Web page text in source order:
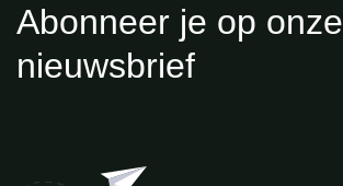
Abonneer je op onze
nieuwsbrief